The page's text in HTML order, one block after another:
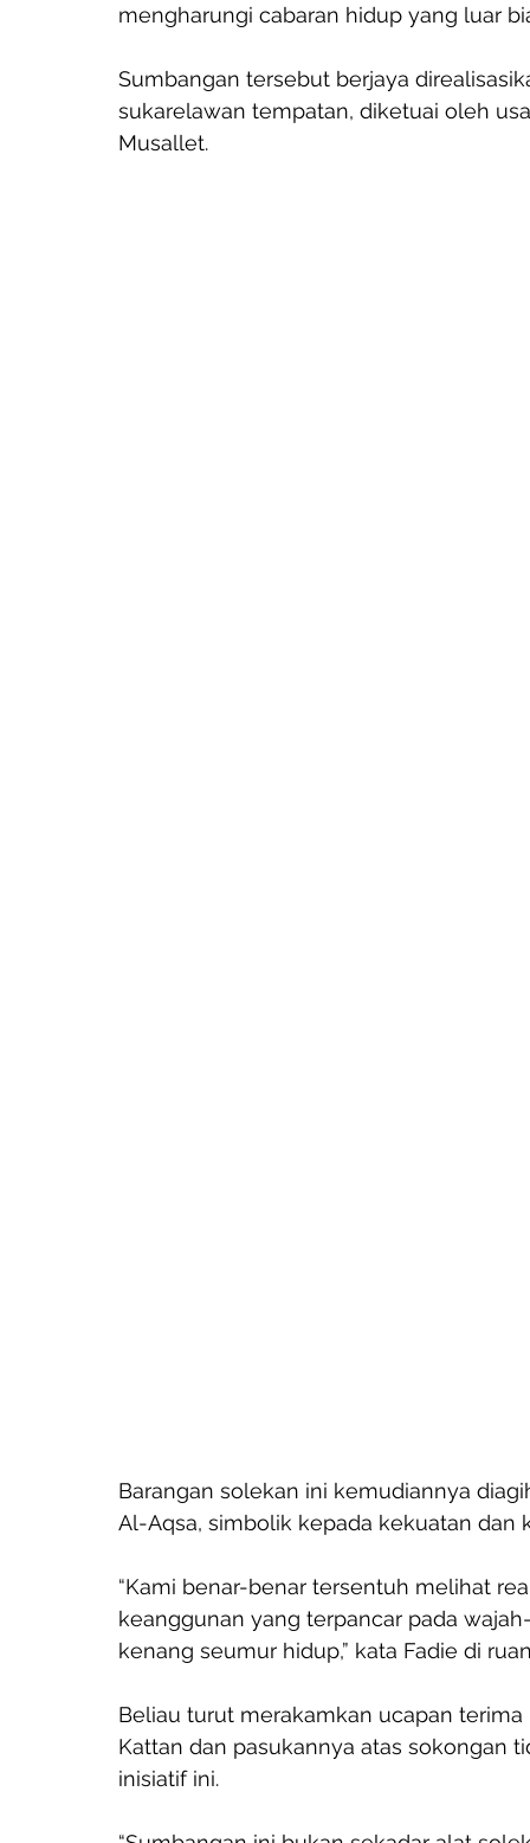
mengharungi cabaran hidup yang luar
Sumbangan tersebut berjaya
sukarelawan tempatan, diketuai oleh
Musallet.
Barangan solekan ini kemudiannya
Al-Aqsa, simbolik kepada kekuatan dan
“Kami benar-benar tersentuh melihat
keanggunan yang terpancar pada
kenang seumur hidup,” kata Fadie di
Beliau turut merakamkan ucapan
Kattan dan pasukannya atas sokongan
inisiatif ini.